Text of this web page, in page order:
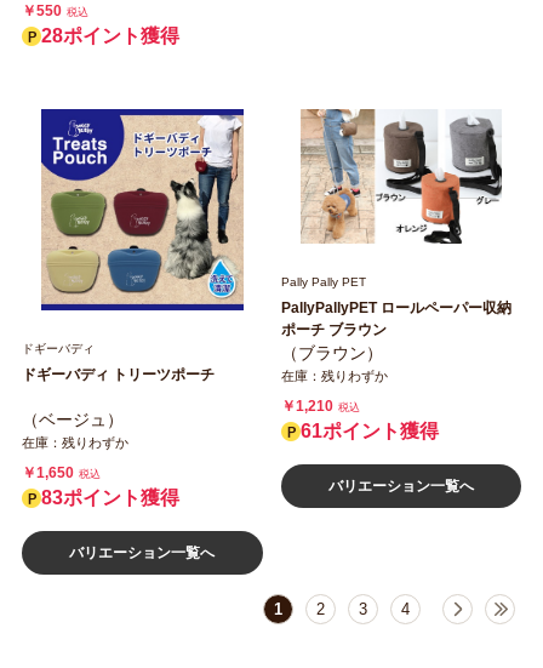
￥550 税込
28ポイント獲得
ドギーバディ
ドギーバディ トリーツポーチ
（ベージュ）
在庫：残りわずか
￥1,650 税込
83ポイント獲得
バリエーション一覧へ
Pally Pally PET
PallyPallyPET ロールペーパー収納
ポーチ ブラウン
（ブラウン）
在庫：残りわずか
￥1,210 税込
61ポイント獲得
バリエーション一覧へ
1 2 3 4